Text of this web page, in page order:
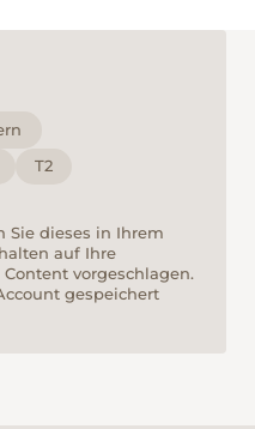
T2
Sie dieses in Ihrem
auf Ihre
vorgeschlagen.
gespeichert